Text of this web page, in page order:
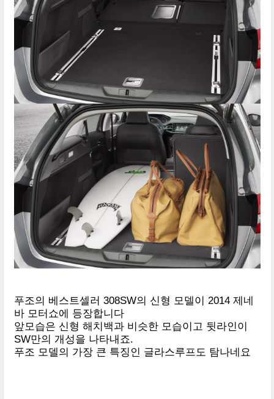
푸조의 베스트셀러 308SW의 신형 모델이 2014 제네
바 모터쇼에 등장합니다
앞모습은 신형 해치백과 비슷한 모습이고 뒷라인이
SW만의 개성을 나타내죠.
푸조 모델의 가장 큰 특징인 글라스루프도 탐나네요